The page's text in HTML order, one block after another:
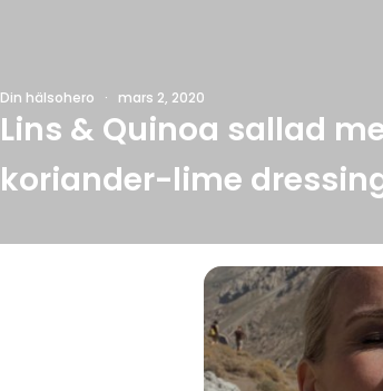
Din hälsohero · mars 2, 2020
Lins & Quinoa sallad
koriander-lime